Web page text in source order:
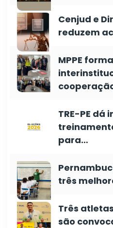
Cenjud e
reduzem
MPPE
TRE-PE dá
para…
três
Três
são